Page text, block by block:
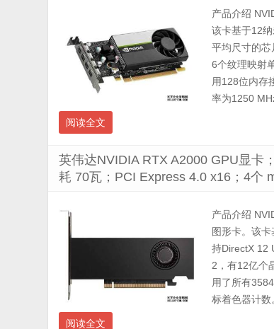
产品介绍
该卡基于12
平均尺寸的
6个纹理映射
用128位内存
率为1250
阅读全文
英伟达NVIDIA RTX A2000 GPU显卡
耗 70瓦；PCI Express 4.0 x16；4个
产品介绍
图形卡。该
持DirectX 12
2，有12亿个
用了所有
标着色器计
阅读全文